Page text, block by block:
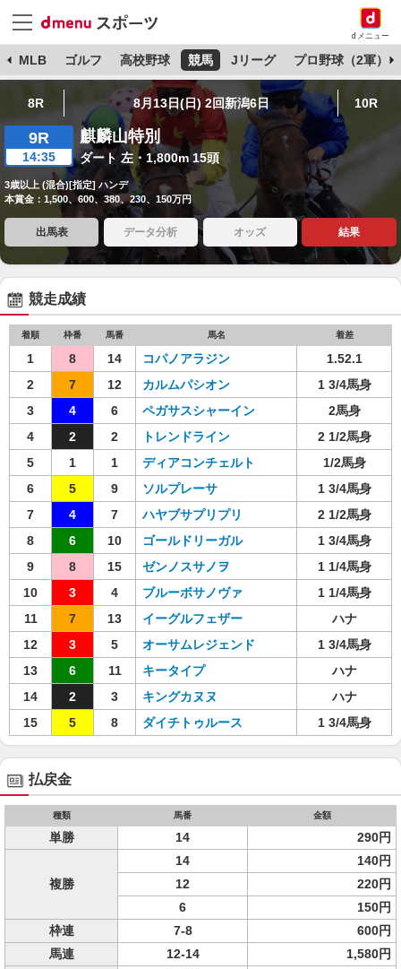
dメニュー
MLB ゴルフ 高校野球 競馬 Jリーグ プロ野球（2軍）
8R 8月13日(日) 2回新潟6日 10R
9R
14:35
麒麟山特別
ダート 左・1,800m 15頭
3歳以上 (混合)[指定] ハンデ
本賞金：1,500、600、380、230、150万円
出馬表 データ分析 オッズ 結果
競走成績
着順 枠番 馬番 馬名 着差
1 8 14 コパノアラジン
1.52.1
2
7 12 カルムパシオン
1 3/4馬身
3
4 6 ペガサスシャーイン
2馬身
4
2 2 トレンドライン
2 1/2馬身
5
1 1 ディアコンチェルト
1/2馬身
6
5 9 ソルプレーサ
1 3/4馬身
7
4 7 ハヤブサプリプリ
2 1/2馬身
8
6 10 ゴールドリーガル
1 3/4馬身
9
8 15 ゼンノスサノヲ
1 1/4馬身
10
3 4 ブルーボサノヴァ
1 1/4馬身
11
7 13 イーグルフェザー
ハナ
12
3 5 オーサムレジェンド
1 3/4馬身
13
6 11 キータイプ
ハナ
14
2 3 キングカヌヌ
ハナ
15
5 8 ダイチトゥルース 1 3/4馬身
払戻金
種類 馬番 金額
単勝 14 290円
複勝
14
140円
12
220円
6
150円
枠連
7-8
600円
馬連
12-14 1,580円